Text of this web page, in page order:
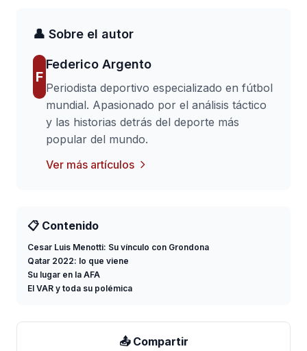
📋 Contenido
Cesar Luis Menotti: Su vínculo con Grondona
Qatar 2022: lo que viene
Su lugar en la AFA
El VAR y toda su polémica
📤 Compartir
👤 Sobre el autor
F
Federico Argento
Periodista deportivo especializado en fútbol
mundial. Apasionado por el análisis táctico
y las historias detrás del deporte más
popular del mundo.
Ver más artículos